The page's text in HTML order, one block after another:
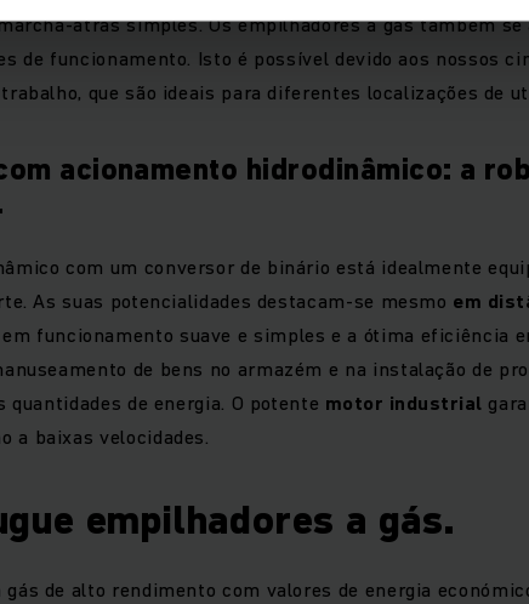
atrás simples. Os empilhadores a gás também se
de funcionamento. Isto é possível devido aos nossos
que são ideais para diferentes localizações de
acionamento hidrodinâmico: a
com um conversor de binário está idealmente
As suas potencialidades destacam-se mesmo em
funcionamento suave e simples e a ótima eficiência
de bens no armazém e na instalação de
de energia. O potente motor industrial
a baixas velocidades.
empilhadores a gás.
de alto rendimento com valores de energia